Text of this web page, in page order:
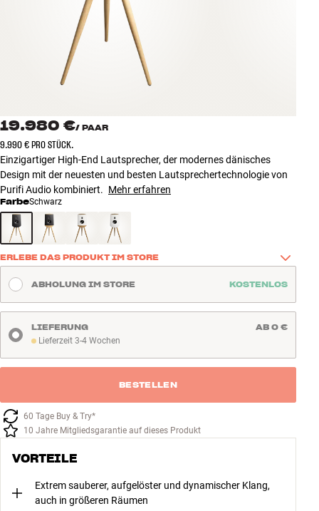
Zubehör
INSPIRATION
MARKEN
NEUHEITEN
ANGEBOTE
Store Finden
Kundendienst
Anmelden
Kundendienst
Bauen mit Klang
19.980 €/ PAAR
9.990 € PRO STÜCK.
Einzigartiger High-End Lautsprecher, der modernes dänisches
Design mit der neuesten und besten Lautsprechertechnologie von
Purifi Audio kombiniert. Mehr erfahren
FarbeSchwarz
ERLEBE DAS PRODUKT IM STORE
Nutze den Chat auf der Website oder wende Dich an unseren
Kundenservice - wir helfen Dir gerne weiter!
ABHOLUNG IM STORE KOSTENLOS
Lieferzeit 3-4 Wochen
Lieferzeit 3-4 Wochen
LIEFERUNG AB 0 €
BESTELLEN
60 Tage Buy & Try*
10 Jahre Mitgliedsgarantie auf dieses Produkt
VORTEILE
Extrem sauberer, aufgelöster und dynamischer Klang,
auch in größeren Räumen